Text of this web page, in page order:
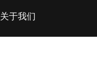
关于我们